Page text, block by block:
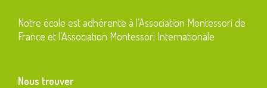
Notre école est adhérente à l’Association Montessori de
France et l’Association Montessori Internationale
Nous trouver